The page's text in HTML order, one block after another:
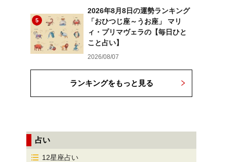
5
2026年8月8日の運勢ランキング
「おひつじ座～うお座」 マリ
ィ・プリマヴェラの【毎日ひと
こと占い】
2026/08/07
ランキングをもっと見る
占い
12星座占い